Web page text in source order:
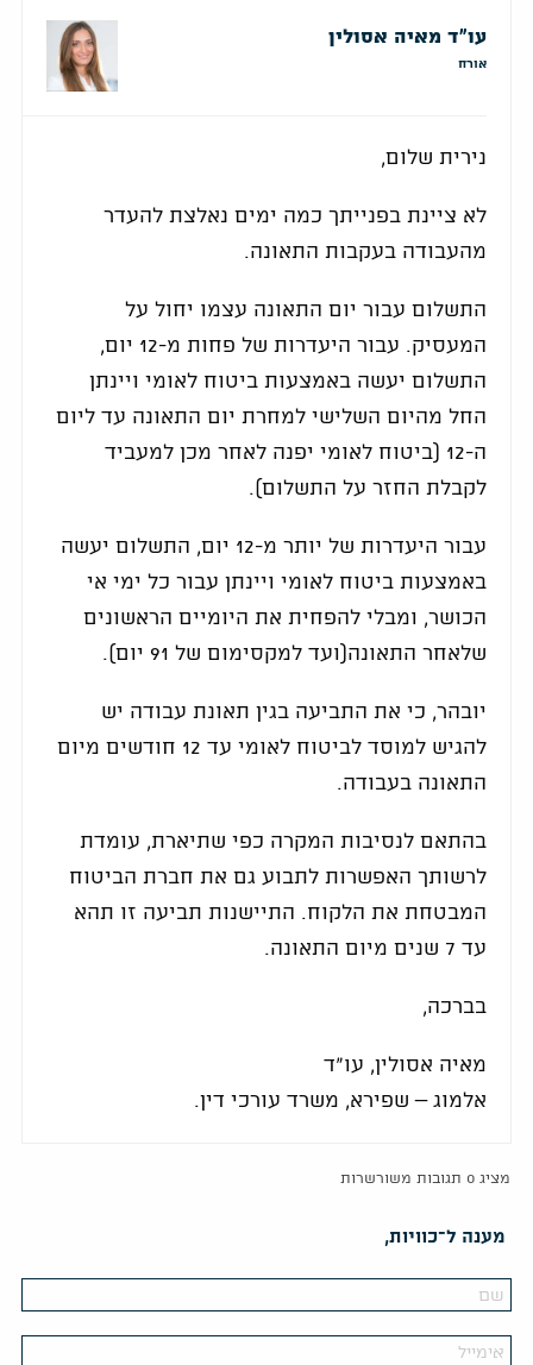
עו"ד מאיה אסולין
אורח
נירית שלום,
לא ציינת בפנייתך כמה ימים נאלצת להעדר
מהעבודה בעקבות התאונה.
התשלום עבור יום התאונה עצמו יחול על
המעסיק. עבור היעדרות של פחות מ-12 יום,
התשלום יעשה באמצעות ביטוח לאומי ויינתן
החל מהיום השלישי למחרת יום התאונה עד ליום
ה-12 (ביטוח לאומי יפנה לאחר מכן למעביד
לקבלת החזר על התשלום).
עבור היעדרות של יותר מ-12 יום, התשלום יעשה
באמצעות ביטוח לאומי ויינתן עבור כל ימי אי
הכושר, ומבלי להפחית את היומיים הראשונים
שלאחר התאונה(ועד למקסימום של 91 יום).
יובהר, כי את התביעה בגין תאונת עבודה יש
להגיש למוסד לביטוח לאומי עד 12 חודשים מיום
התאונה בעבודה.
בהתאם לנסיבות המקרה כפי שתיארת, עומדת
לרשותך האפשרות לתבוע גם את חברת הביטוח
המבטחת את הלקוח. התיישנות תביעה זו תהא
עד 7 שנים מיום התאונה.
בברכה,
מאיה אסולין, עו"ד
אלמוג – שפירא, משרד עורכי דין.
מציג 0 תגובות משורשרות
מענה ל־כוויות,